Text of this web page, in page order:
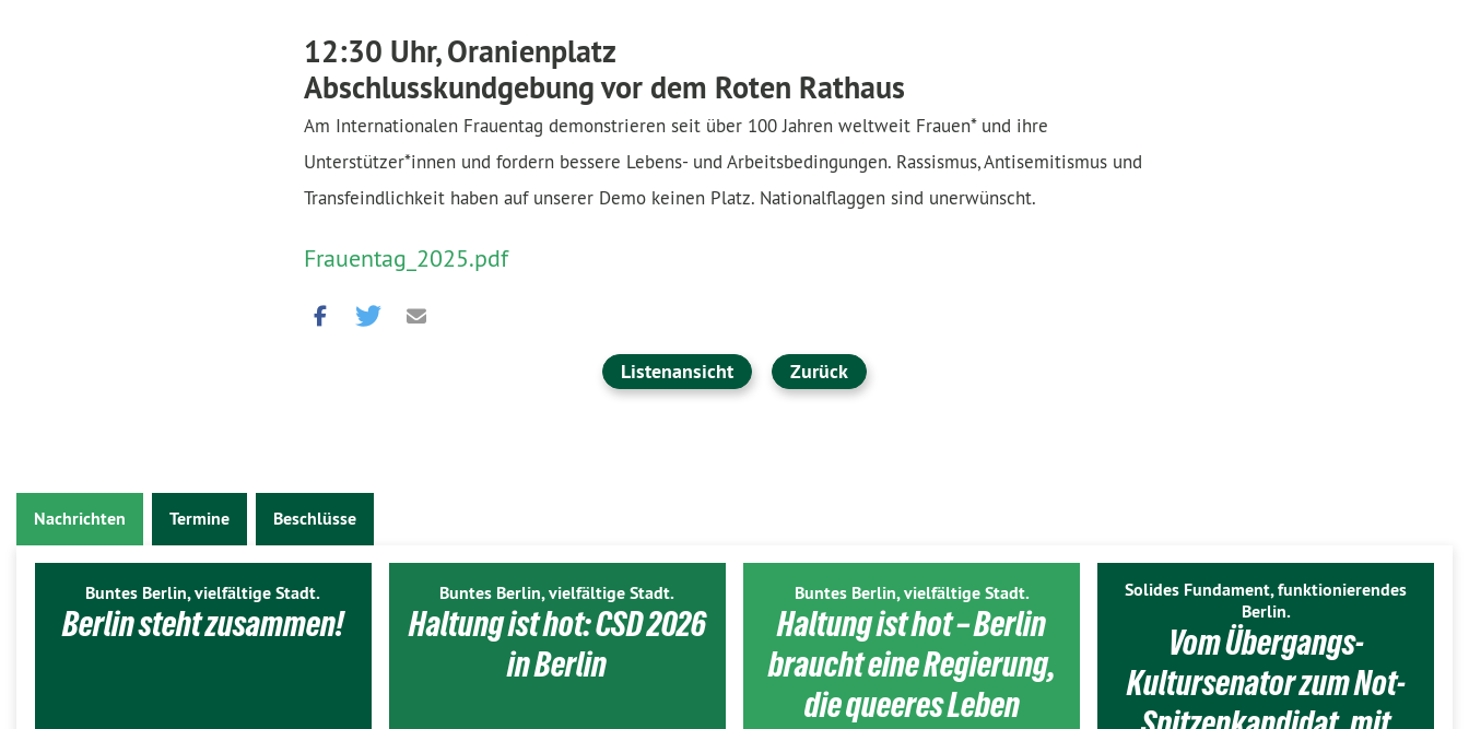
12:30 Uhr, Oranienplatz
Abschlusskundgebung vor dem Roten Rathaus
Am Internationalen Frauentag demonstrieren seit über 100 Jahren weltweit Frauen* und ihre
Unterstützer*innen und fordern bessere Lebens- und Arbeitsbedingungen. Rassismus, Antisemitismus und
Transfeindlichkeit haben auf unserer Demo keinen Platz. Nationalflaggen sind unerwünscht.
Frauentag_2025.pdf
Listenansicht Zurück
Nachrichten Termine Beschlüsse
Buntes Berlin, vielfältige Stadt.
Berlin steht zusammen!
Buntes Berlin, vielfältige Stadt.
Haltung ist hot: CSD 2026
in Berlin
Buntes Berlin, vielfältige Stadt.
Haltung ist hot – Berlin
braucht eine Regierung,
die queeres Leben
Solides Fundament, funktionierendes
Berlin.
Vom Übergangs-
Kultursenator zum Not-